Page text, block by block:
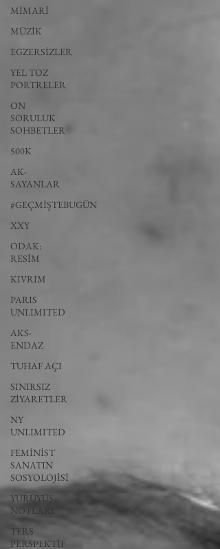
MİMARİ
MÜZİK
EGZERSİZLER
YEL TOZ
PORTRELER
ON
SORULUK
SOHBETLER
500K
AK-
SAYANLAR
#GEÇMİŞTEBUGÜN
XXY
ODAK:
RESİM
KIVRIM
PARIS
UNLIMITED
AKS-
ENDAZ
TUHAF AÇI
SINIRSIZ
ZİYARETLER
NY
UNLIMITED
FEMİNİST
SANATIN
SOSYOLOJİSİ
YÜRÜYÜŞ
NOTLARI
TERS
PERSPEKTİF